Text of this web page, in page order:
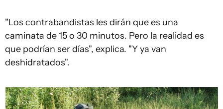
"Los contrabandistas les dirán que es una
caminata de 15 o 30 minutos. Pero la realidad es
que podrían ser días", explica. "Y ya van
deshidratados".